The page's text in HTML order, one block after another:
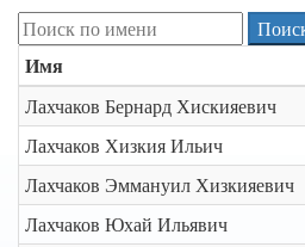
Имя
Лахчаков Бернард Хискияевич
Лахчаков Хизкия Ильич
Лахчаков Эммануил Хизкияевич
Лахчаков Юхай Ильявич